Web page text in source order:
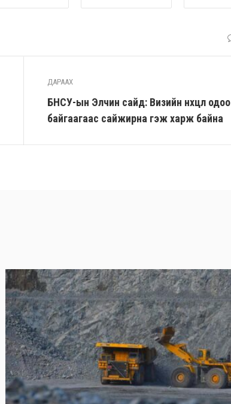
ДАРААХ
БНСУ-ын Элчин сайд: Визийн нөхцөл одоо
байгаагаас сайжирна гэж харж байна